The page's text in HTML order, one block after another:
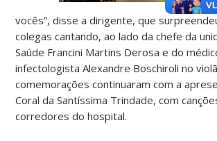
vocês”, disse a dirigente, que
colegas cantando, ao lado da chefe da
Saúde Francini Martins Derosa e do
infectologista Alexandre Boschiroli no
comemorações continuaram com a
Coral da Santíssima Trindade, com
corredores do hospital.